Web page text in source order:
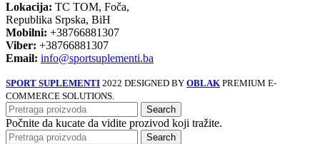
Lokacija: TC TOM, Foča,
Republika Srpska, BiH
Mobilni: +38766881307
Viber: +38766881307
Email: info@sportsuplementi.ba
SPORT SUPLEMENTI 2022 DESIGNED BY OBLAK PREMIUM E-
COMMERCE SOLUTIONS.
Search
Počnite da kucate da vidite prozivod koji tražite.
Search